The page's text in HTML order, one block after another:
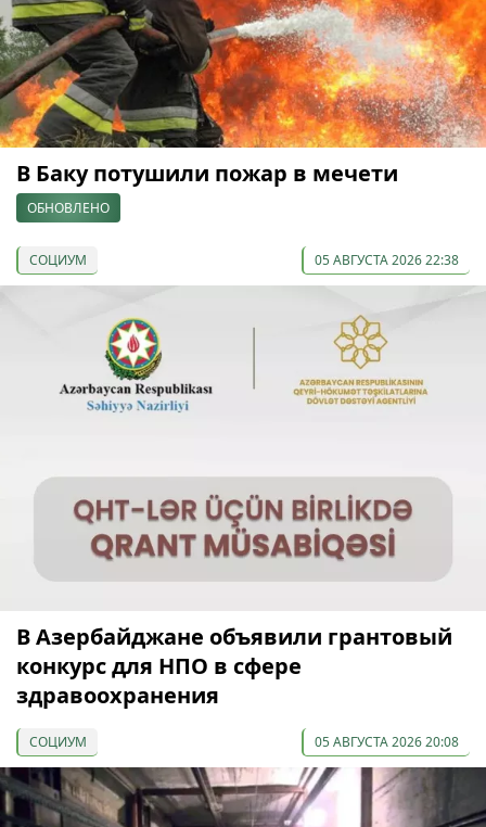
В Баку потушили пожар в мечети
ОБНОВЛЕНО
СОЦИУМ 05 АВГУСТА 2026 22:38
В Азербайджане объявили грантовый
конкурс для НПО в сфере
здравоохранения
СОЦИУМ 05 АВГУСТА 2026 20:08